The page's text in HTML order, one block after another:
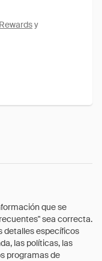
y
que se
sea correcta.
detalles específicos
las políticas, las
programas de